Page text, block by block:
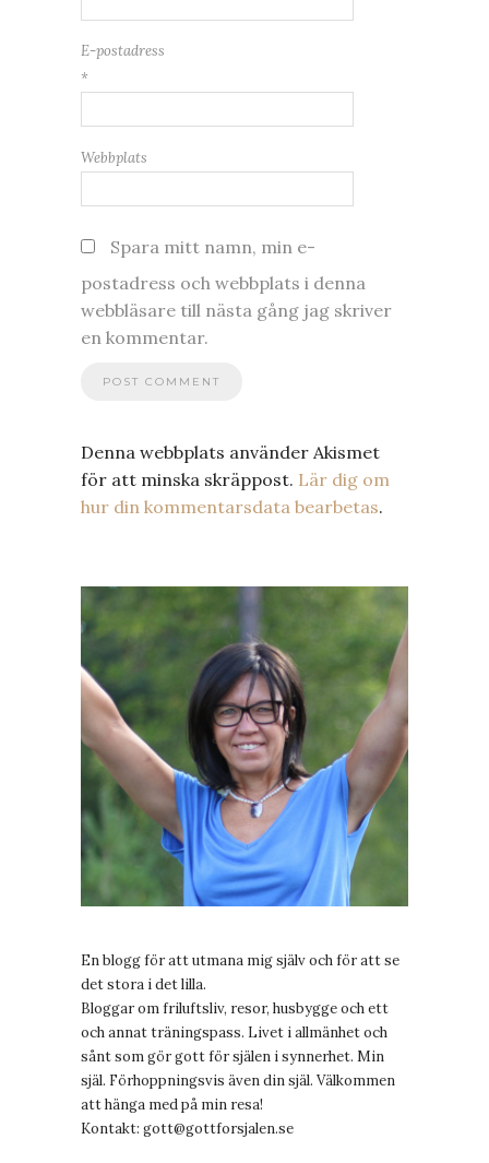
E-postadress
*
Webbplats
Spara mitt namn, min e-
postadress och webbplats i denna
webbläsare till nästa gång jag skriver
en kommentar.
Denna webbplats använder Akismet
för att minska skräppost. Lär dig om
hur din kommentarsdata bearbetas.
En blogg för att utmana mig själv och för att se
det stora i det lilla.
Bloggar om friluftsliv, resor, husbygge och ett
och annat träningspass. Livet i allmänhet och
sånt som gör gott för själen i synnerhet. Min
själ. Förhoppningsvis även din själ. Välkommen
att hänga med på min resa!
Kontakt: gott@gottforsjalen.se